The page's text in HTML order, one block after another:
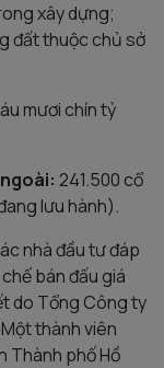
xây dựng;
đất thuộc chủ sở
mươi chín tỷ
241.500 cổ
lưu hành).
nhà đầu tư đáp
bán đấu giá
do Tổng Công ty
thành viên
Thành phố Hồ